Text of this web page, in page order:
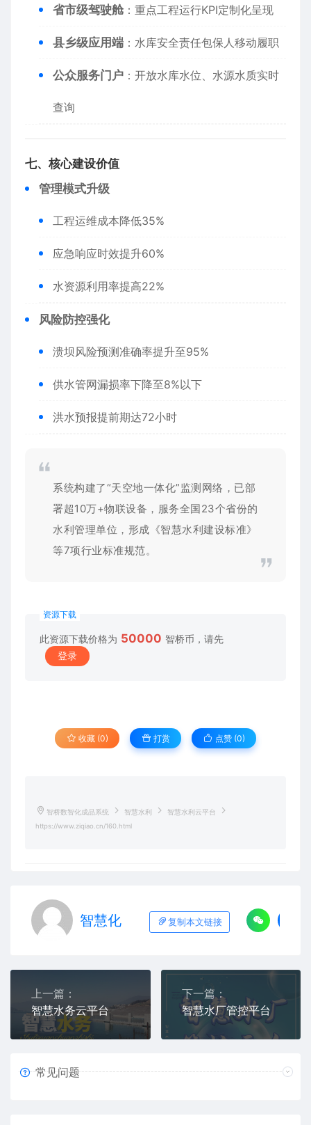
​省市级驾驶舱​​：重点工程运行KPI定制化呈现
​县乡级应用端​ ​：水库安全责任包保人移动履职
​公众服务门户​ ​：开放水库水位、水源水质实时
查询
​七、核心建设价值​
​管理模式升级​
工程运维成本降低35%
应急响应时效提升60%
水资源利用率提高22%
​风险防控强化​
溃坝风险预测准确率提升至95%
供水管网漏损率下降至8%以下
洪水预报提前期达72小时
系统构建了“天空地一体化”监测网络，已部
署超10万+物联设备，服务全国23个省份的
水利管理单位，形成《智慧水利建设标准》
等7项行业标准规范。
资源下载
此资源下载价格为 50000 智桥币，请先
登录
收藏 (0) 打赏 点赞 (0)
智桥数智化成品系统 智慧水利
智慧水利云平台
https://www.ziqiao.cn/160.html
智慧化 复制本文链接
上一篇：
智慧水务云平台
下一篇：
智慧水厂管控平台
常见问题